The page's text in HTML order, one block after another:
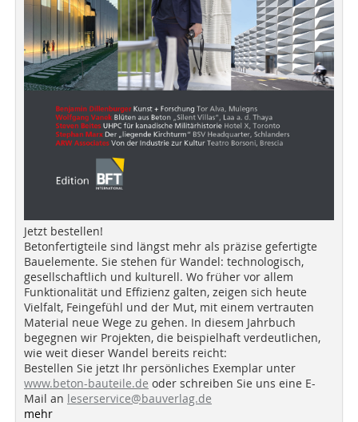
Jetzt bestellen!
Betonfertigteile sind längst mehr als präzise gefertigte
Bauelemente. Sie stehen für Wandel: technologisch,
gesellschaftlich und kulturell. Wo früher vor allem
Funktionalität und Effizienz galten, zeigen sich heute
Vielfalt, Feingefühl und der Mut, mit einem vertrauten
Material neue Wege zu gehen. In diesem Jahrbuch
begegnen wir Projekten, die beispielhaft verdeutlichen,
wie weit dieser Wandel bereits reicht:
Bestellen Sie jetzt Ihr persönliches Exemplar unter
www.beton-bauteile.de oder schreiben Sie uns eine E-
Mail an leserservice@bauverlag.de
mehr